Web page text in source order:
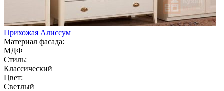
Прихожая Алиссум
Материал фасада:
МДФ
Стиль:
Классический
Цвет:
Светлый